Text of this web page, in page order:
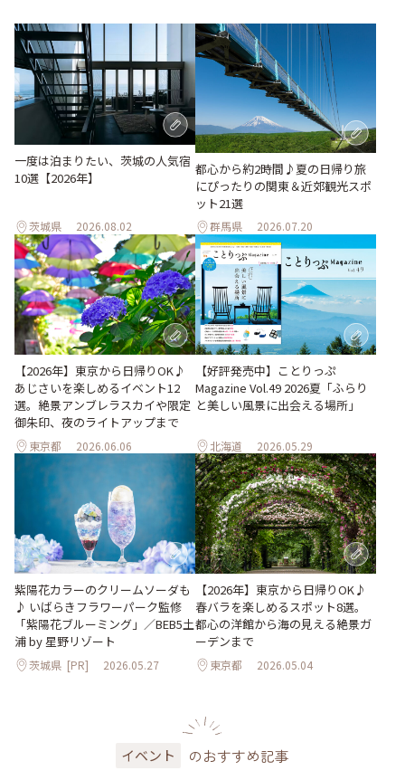
一度は泊まりたい、茨城の人気宿
10選【2026年】
茨城県 2026.08.02
都心から約2時間♪夏の日帰り旅
にぴったりの関東＆近郊観光スポ
ット21選
群馬県 2026.07.20
【2026年】東京から日帰りOK♪
あじさいを楽しめるイベント12
選。絶景アンブレラスカイや限定
御朱印、夜のライトアップまで
東京都 2026.06.06
【好評発売中】ことりっぷ
Magazine Vol.49 2026夏「ふらり
と美しい風景に出会える場所」
北海道 2026.05.29
紫陽花カラーのクリームソーダも
♪ いばらきフラワーパーク監修
「紫陽花ブルーミング」／BEB5土
浦 by 星野リゾート
茨城県 [PR] 2026.05.27
【2026年】東京から日帰りOK♪
春バラを楽しめるスポット8選。
都心の洋館から海の見える絶景ガ
ーデンまで
東京都 2026.05.04
イベント のおすすめ記事